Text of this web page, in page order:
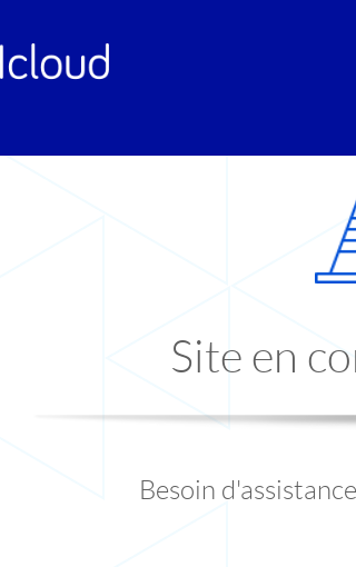
Site en
Besoin